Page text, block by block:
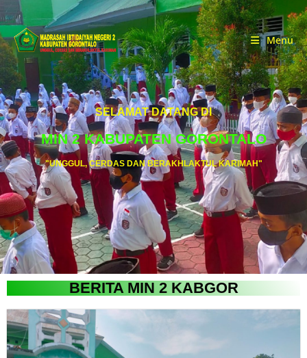
Menu
SELAMAT DATANG DI
MIN 2 KABUPATEN GORONTALO
"UNGGUL, CERDAS DAN BERAKHLAKTUL KARIMAH"
BERITA MIN 2 KABGOR